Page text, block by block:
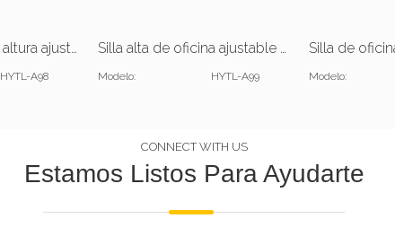
Silla de oficina de altura ajustable de lujo
HYTL-A98
Silla alta de oficina ajustable con reposapiés
Modelo: HYTL-A99 Modelo:
CONNECT WITH US
Estamos Listos Para Ayudarte